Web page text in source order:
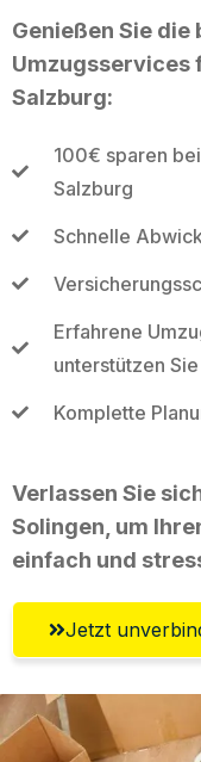
Genießen Sie
Umzugsservices
Salzburg:
100€ sparen
Salzburg
Schnelle
Erfahrene
unterstützen Sie
Komplette
Verlassen Sie
Solingen, um
einfach und
Jetzt